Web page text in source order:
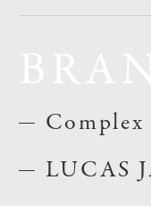
Complex
LUCAS